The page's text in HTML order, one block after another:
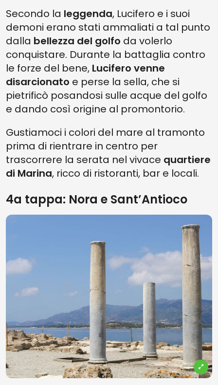
Secondo la leggenda, Lucifero e i suoi
demoni erano stati ammaliati a tal punto
dalla bellezza del golfo da volerlo
conquistare. Durante la battaglia contro
le forze del bene, Lucifero venne
disarcionato e perse la sella, che si
pietrificò posandosi sulle acque del golfo
e dando così origine al promontorio.
Gustiamoci i colori del mare al tramonto
prima di rientrare in centro per
trascorrere la serata nel vivace quartiere
di Marina, ricco di ristoranti, bar e locali.
4a tappa: Nora e Sant’Antioco